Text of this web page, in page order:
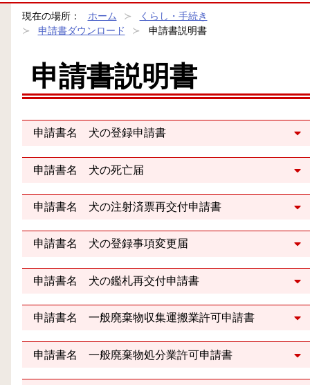
現在の場所： ホーム
くらし・手続き
申請書ダウンロード
申請書説明書
申請書説明書
申請書名 犬の登録申請書
申請書名 犬の死亡届
申請書名 犬の注射済票再交付申請書
申請書名 犬の登録事項変更届
申請書名 犬の鑑札再交付申請書
申請書名 一般廃棄物収集運搬業許可申請書
申請書名 一般廃棄物処分業許可申請書